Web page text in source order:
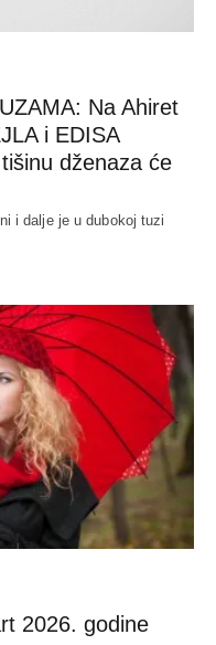
Na Ahiret
i EDISA
dženaza će
i dalje je u dubokoj tuzi
2026. godine